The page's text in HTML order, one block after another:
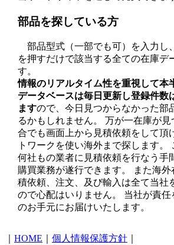
部品を探している方
部品型式（一部でも可）を入力し
を押すだけで該当する全ての在庫デ
す。
情報のリアルタイム性を重視して本
データベースは毎日更新し登録件数
ますので、今日見つからなかった部
るかもしれません。 万が一在庫が
合でも画面上から見積依頼をして頂
トワークを使い海外まで探します。
何社もの業者に見積依頼を行なう手
購買業務が遂行できます。 また海
積依頼、注文、及び輸入は全て当社
ので心配はいりません。 当社が責
のお手元にお届けいたします。
HOME 個人情報保護方針